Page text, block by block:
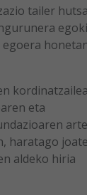
tailer
eta
haratago
aldeko hiria